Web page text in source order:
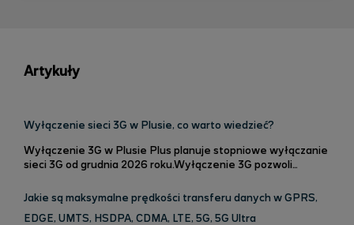
Artykuły
Wyłączenie sieci 3G w Plusie, co warto wiedzieć?
Wyłączenie 3G w Plusie Plus planuje stopniowe wyłączanie
sieci 3G od grudnia 2026 roku.Wyłączenie 3G pozwoli
4G, LTE oraz 5G. Dzięki temu możliwe będzie korzystanie z
szybszego internetu, stabilniejszej transmisji danych oraz
lepszej jakości rozmów. Czy po wyłączeniu 3G nadal będzie
Jakie są maksymalne prędkości transferu danych w GPRS,
EDGE, UMTS, HSDPA, CDMA, LTE, 5G, 5G Ultra